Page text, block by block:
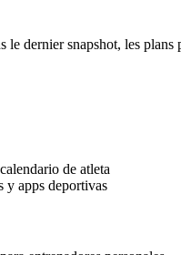
dernier snapshot, les
de atleta
y apps deportivas